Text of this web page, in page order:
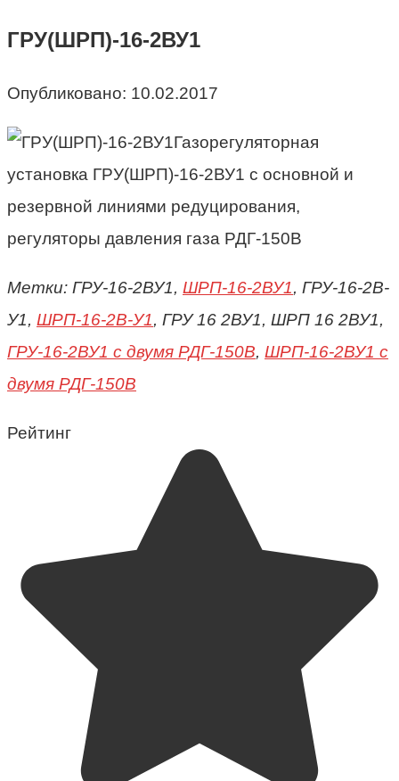
ГРУ(ШРП)-16-2ВУ1
Опубликовано: 10.02.2017
Газорегуляторная
установка ГРУ(ШРП)-16-2ВУ1 с основной и
резервной линиями редуцирования,
регуляторы давления газа РДГ-150В
Метки: ГРУ-16-2ВУ1, ШРП-16-2ВУ1, ГРУ-16-2В-
У1, ШРП-16-2В-У1, ГРУ 16 2ВУ1, ШРП 16 2ВУ1,
ГРУ-16-2ВУ1 с двумя РДГ-150В, ШРП-16-2ВУ1 с
двумя РДГ-150В
Рейтинг